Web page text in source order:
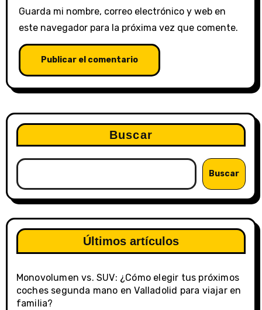
Guarda mi nombre, correo electrónico y web en
este navegador para la próxima vez que comente.
Buscar
Buscar
Últimos artículos
Monovolumen vs. SUV: ¿Cómo elegir tus próximos
coches segunda mano en Valladolid para viajar en
familia?